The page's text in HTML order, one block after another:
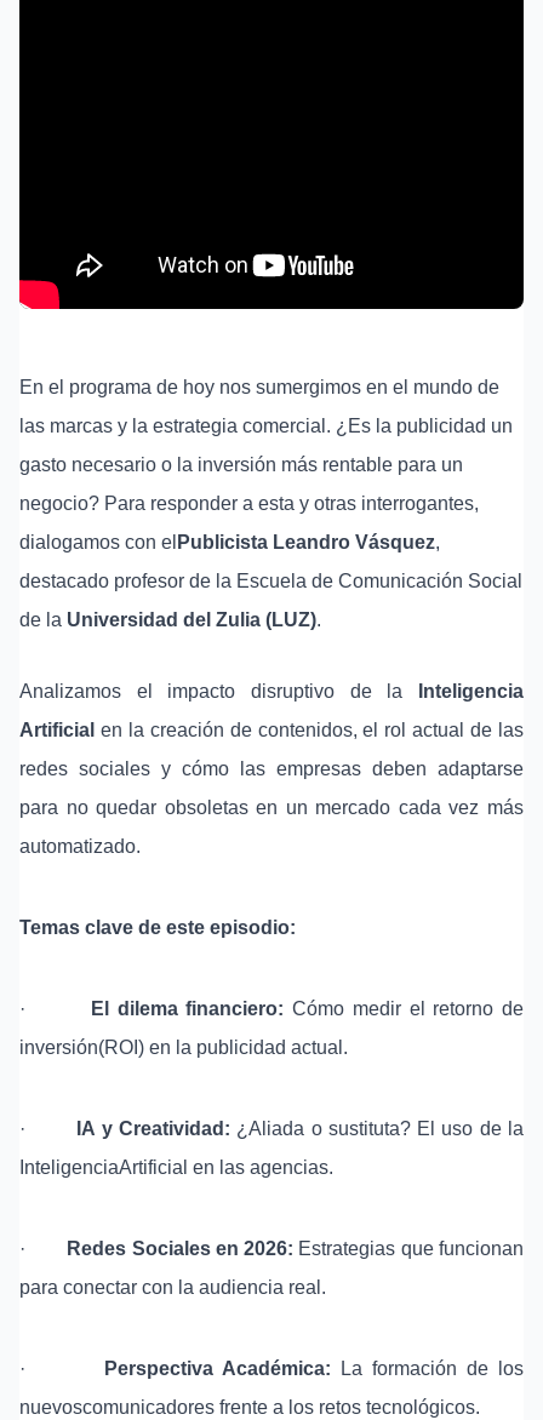
En el programa de hoy nos sumergimos en el mundo de
las marcas y la estrategia comercial. ¿Es la publicidad un
gasto necesario o la inversión más rentable para un
negocio? Para responder a esta y otras interrogantes,
dialogamos con el Publicista Leandro Vásquez,
destacado profesor de la Escuela de Comunicación Social
de la Universidad del Zulia (LUZ).
Analizamos el impacto disruptivo de la
Inteligencia
Artificial en la creación de contenidos, el rol actual de las
redes sociales y cómo las empresas deben adaptarse
para no quedar obsoletas en un mercado cada vez más
automatizado.
Temas clave de este episodio:
· El dilema financiero: Cómo medir el retorno de
inversión(ROI) en la publicidad actual.
· IA y Creatividad: ¿Aliada o sustituta? El uso de la
InteligenciaArtificial en las agencias.
· Redes Sociales en 2026: Estrategias que funcionan
para conectar con la audiencia real.
· Perspectiva Académica: La formación de los
nuevoscomunicadores frente a los retos tecnológicos.